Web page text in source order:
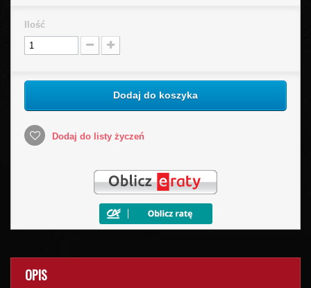
Ilość
Dodaj do koszyka
Dodaj do listy życzeń
OPIS